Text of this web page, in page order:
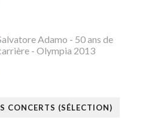
Adamo - 50 ans de
- Olympia 2013
CONCERTS (SÉLECTION)